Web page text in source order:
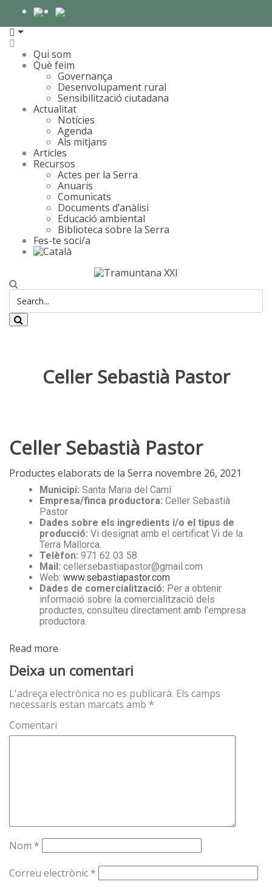
Qui som
Què feim
Governança
Desenvolupament rural
Sensibilització ciutadana
Actualitat
Notícies
Agenda
Als mitjans
Articles
Recursos
Actes per la Serra
Anuaris
Comunicats
Documents d’anàlisi
Educació ambiental
Biblioteca sobre la Serra
Fes-te soci/a
Celler Sebastià Pastor
Celler Sebastià Pastor
Productes elaborats de la Serra novembre 26, 2021
Municipi: Santa Maria del Camí
Empresa/finca productora: Celler Sebastià
Pastor
Dades sobre els ingredients i/o el tipus de
producció: Vi designat amb el certificat Vi de la
Terra Mallorca.
Telèfon: 971 62 03 58
Mail: cellersebastiapastor@gmail.com
Web: www.sebastiapastor.com
Dades de comercialització: Per a obtenir
informació sobre la comercialització dels
productes, consulteu directament amb l’empresa
productora.
Read more
Deixa un comentari
L'adreça electrònica no es publicarà. Els camps
necessaris estan marcats amb *
Comentari
Nom *
Correu electrònic *